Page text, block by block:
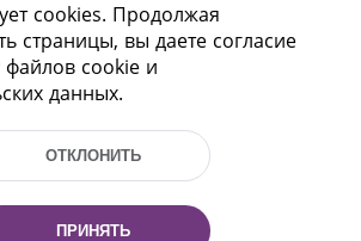
116
Беларусь, 220114
368 37 37, Факс: (+375 17)
cookies. Продолжая
страницы, вы даете согласие
файлов cookie и
данных.
ОТКЛОНИТЬ
ПРИНЯТЬ